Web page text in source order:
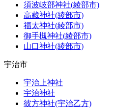
須波岐部神社(綾部市)
高藏神社(綾部市)
福太神社(綾部市)
御手槻神社(綾部市)
山口神社(綾部市)
宇治市
宇治上神社
宇治神社
彼方神社(宇治乙方)